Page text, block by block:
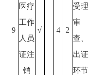
9
医疗
工作
人员
证注
销
√ 4 2
受理
审
查、
出证
环节